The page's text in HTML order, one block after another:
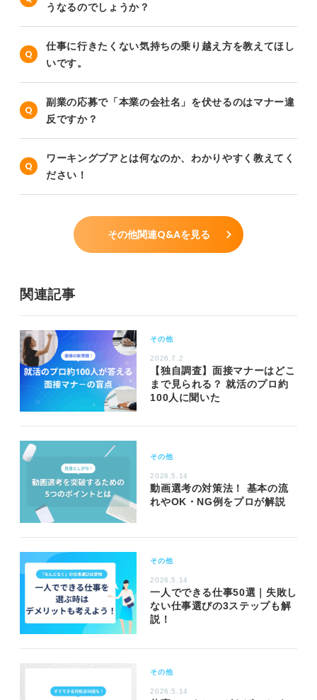
うなるのでしょうか？
仕事に行きたくない気持ちの乗り越え方を教えてほし
いです。
副業の応募で「本業の会社名」を伏せるのはマナー違
反ですか？
ワーキングプアとは何なのか、わかりやすく教えてく
ださい！
その他関連Q&Aを見る
関連記事
その他
2026.7.2
【独自調査】面接マナーはどこ
まで見られる？ 就活のプロ約
100人に聞いた
その他
2026.5.14
動画選考の対策法！ 基本の流
れやOK・NG例をプロが解説
その他
2026.5.14
一人でできる仕事50選｜失敗し
ない仕事選びの3ステップも解
説！
その他
2026.5.14